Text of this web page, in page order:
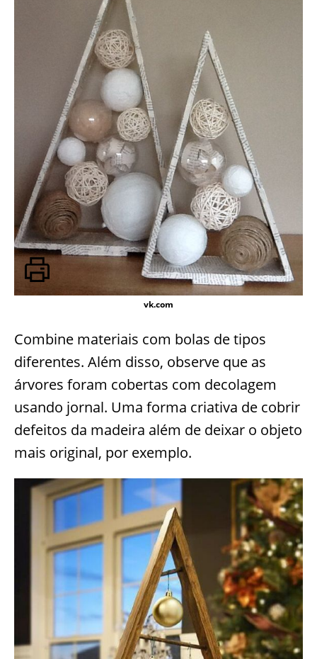
vk.com
Combine materiais com bolas de tipos
diferentes. Além disso, observe que as
árvores foram cobertas com decolagem
usando jornal. Uma forma criativa de cobrir
defeitos da madeira além de deixar o objeto
mais original, por exemplo.